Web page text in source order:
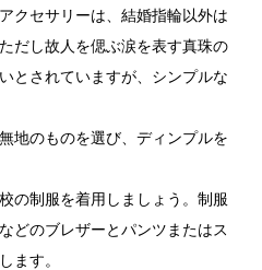
クセサリーは、結婚指輪以外は
だし故人を偲ぶ涙を表す真珠の
とされていますが、シンプルな
地のものを選び、ディンプルを
の制服を着用しましょう。制服
どのブレザーとパンツまたはス
ます。